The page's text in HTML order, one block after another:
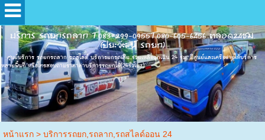
บริการ รถยกรถลาก T.083-299-0955T.080-605-6456 ตลอด24ชม.
(ปิยะวัฒน์ รถยก)
ศุนย์บริการ รถยกรถลาก รถสไลด์ บริการยกรถเสีย ช่วยเหลือฉุกเฉิน 24 ชม. มีศูนย์และเครือข่ายให้บริการ
หลายพื้นที่ หรือโทรสอบถามราคาค่าบริการรถยกได้(24ชั่วโมง)
หน้าแรก> บริการรถยก,รถลาก,รถสไลด์ออน 24